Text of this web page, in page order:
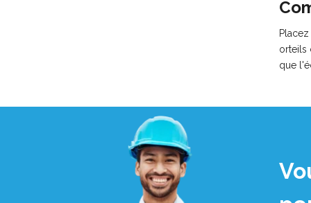
orteils
que